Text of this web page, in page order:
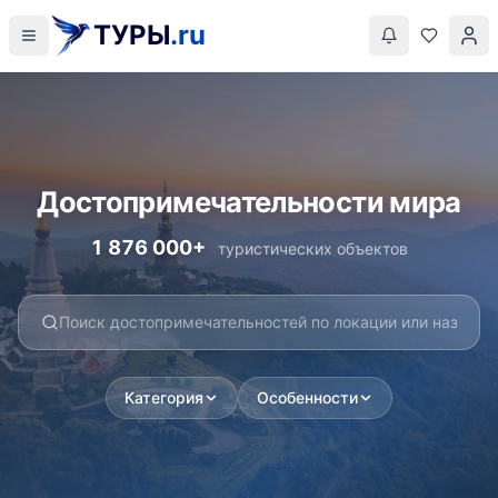
ТУРЫ.ru
Достопримечательности мира
1 876 000+ туристических объектов
Категория Особенности